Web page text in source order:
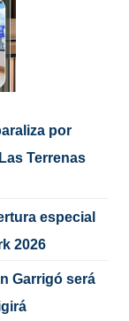
por
Terrenas
especial
2026
Garrigó será